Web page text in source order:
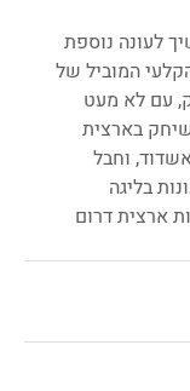
לעונה נוספת
הקלעי המוביל של
15.1 נק' למשחק, עם לא מעט
לפני נען שיחק בארצית
וחבל
בליגה
ארצית דרום